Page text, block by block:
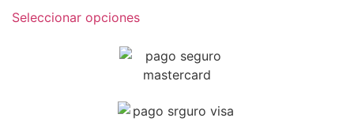
Seleccionar opciones